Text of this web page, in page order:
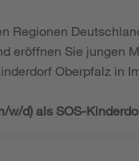
Regionen
eröffnen Sie jungen
Oberpfalz in
w/d) als SOS-